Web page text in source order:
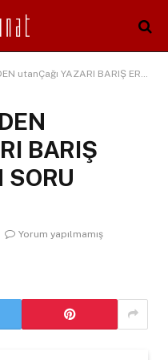
YAZARI BARIŞ ERDOĞAN’A ON SORU
BARIŞ
SORU
Yorum yapılmamış